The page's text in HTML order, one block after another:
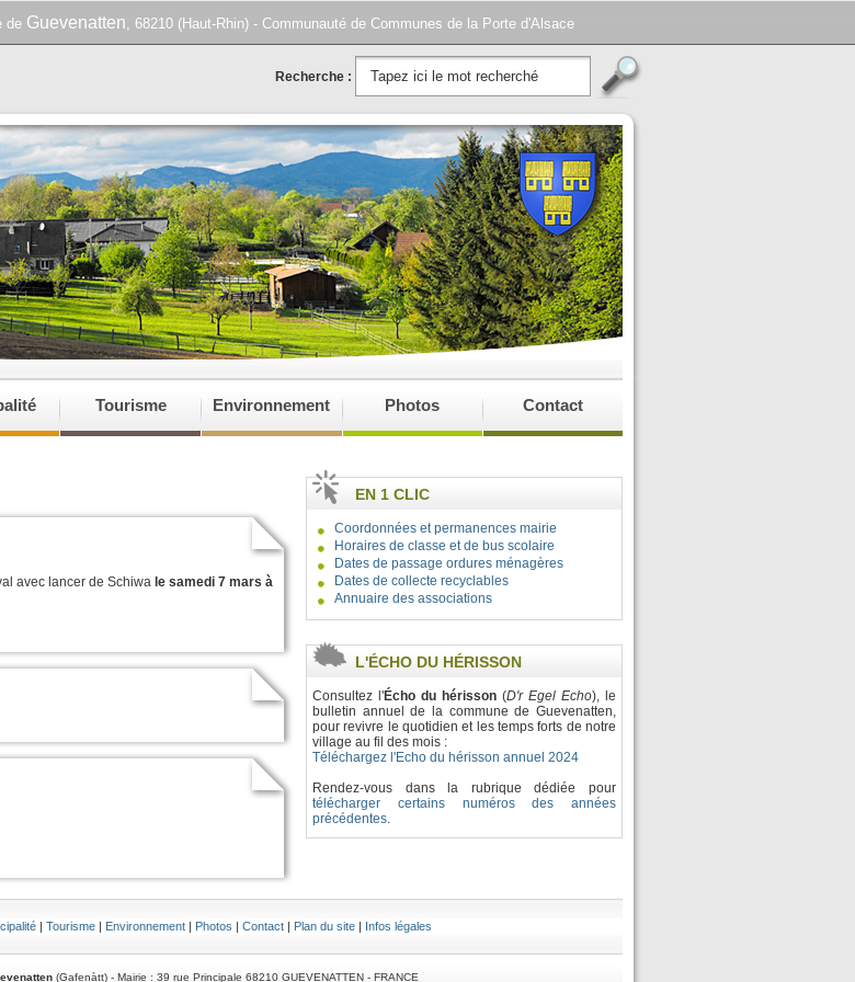
de Guevenatten, 68210 (Haut-Rhin) - Communauté de Communes de la Porte d'Alsace
Recherche :
Tourisme Environnement Photos Contact
avec lancer de Schiwa le samedi 7 mars à
EN 1 CLIC
Coordonnées et permanences mairie
Horaires de classe et de bus scolaire
Dates de passage ordures ménagères
Dates de collecte recyclables
Annuaire des associations
L'ÉCHO DU HÉRISSON
Consultez l'Écho du hérisson (D'r Egel Echo), le
bulletin annuel de la commune de Guevenatten,
pour revivre le quotidien et les temps forts de notre
village au fil des mois :
Téléchargez l'Echo du hérisson annuel 2024
Rendez-vous dans la rubrique dédiée pour
télécharger certains numéros des années
précédentes.
| Tourisme | Environnement | Photos | Contact | Plan du site | Infos légales
(Gafenàtt) - Mairie : 39 rue Principale 68210 GUEVENATTEN - FRANCE